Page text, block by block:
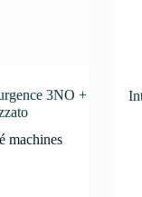
3NO +
machines